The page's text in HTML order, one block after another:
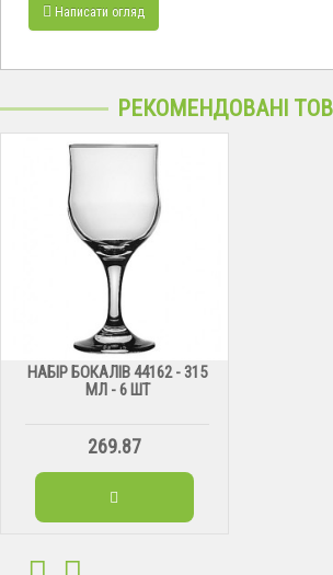
Написати огляд
РЕКОМЕНДОВАНІ
НАБІР БОКАЛІВ 44162 - 315
МЛ - 6 ШТ
269.87